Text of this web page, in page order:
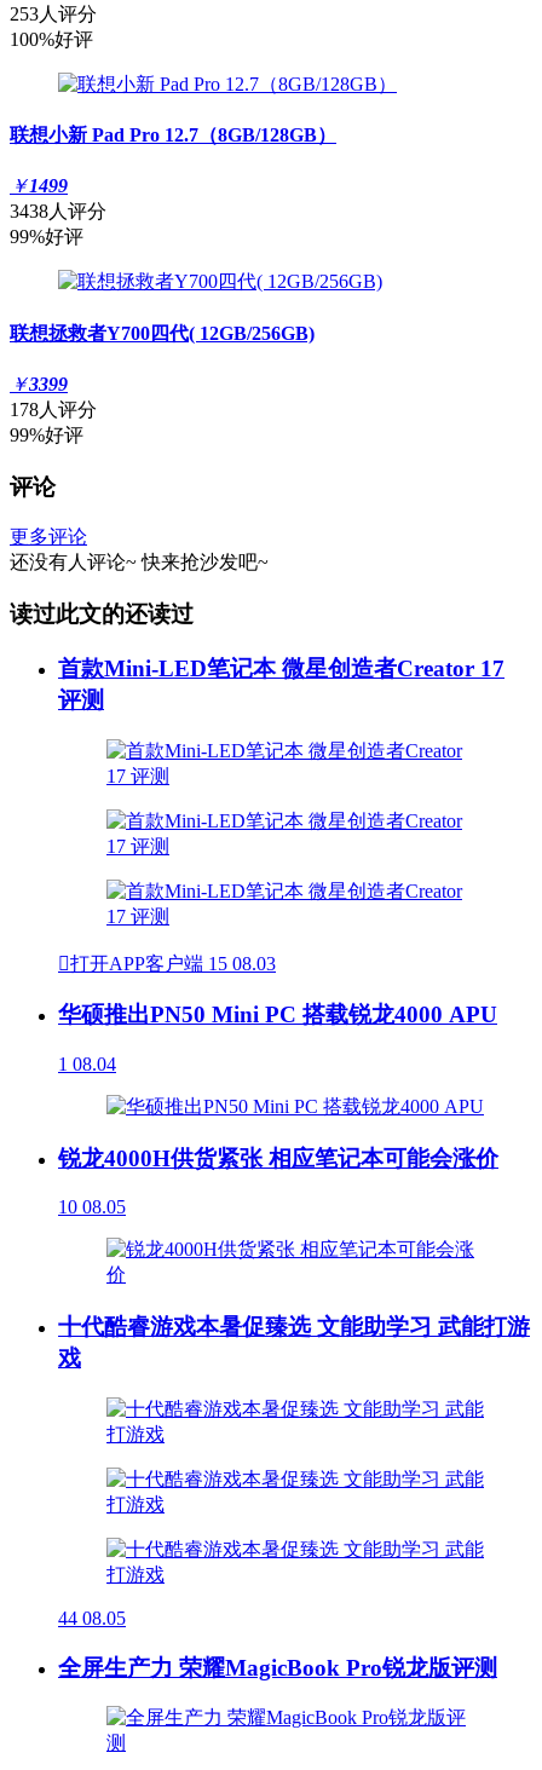
253人评分
100%好评
联想小新 Pad Pro 12.7（8GB/128GB）
￥1499
3438人评分
99%好评
联想拯救者Y700四代( 12GB/256GB)
￥3399
178人评分
99%好评
评论
更多评论
还没有人评论~ 快来抢沙发吧~
读过此文的还读过
首款Mini-LED笔记本 微星创造者Creator 17
评测
打开APP客户端 15 08.03
华硕推出PN50 Mini PC 搭载锐龙4000 APU
1 08.04
锐龙4000H供货紧张 相应笔记本可能会涨价
10 08.05
十代酷睿游戏本暑促臻选 文能助学习 武能打游
戏
44 08.05
全屏生产力 荣耀MagicBook Pro锐龙版评测